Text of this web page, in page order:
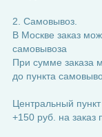
2. Самовывоз.
В Москве заказ
самовывоза
При сумме заказа
до пункта
Центральный
+150 руб. на заказ